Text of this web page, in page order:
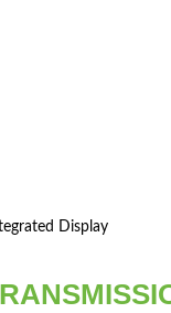
Display